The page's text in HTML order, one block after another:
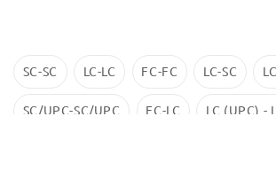
SC-SC LC-LC FC-FC LC-SC
SC/UPC-SC/UPC FC-LC LC (UPC) -